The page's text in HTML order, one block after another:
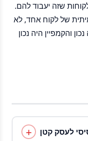
שזה יעבוד להם.
תוצאה אמיתית של לקוח אחד, לא
והקמפיין היה נכון
לעסק קטן